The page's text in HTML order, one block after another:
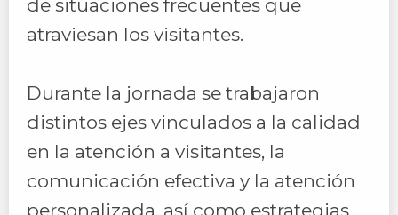
de situaciones frecuentes que
atraviesan los visitantes.
Durante la jornada se trabajaron
distintos ejes vinculados a la calidad
en la atención a visitantes, la
comunicación efectiva y la atención
personalizada, así como estrategias